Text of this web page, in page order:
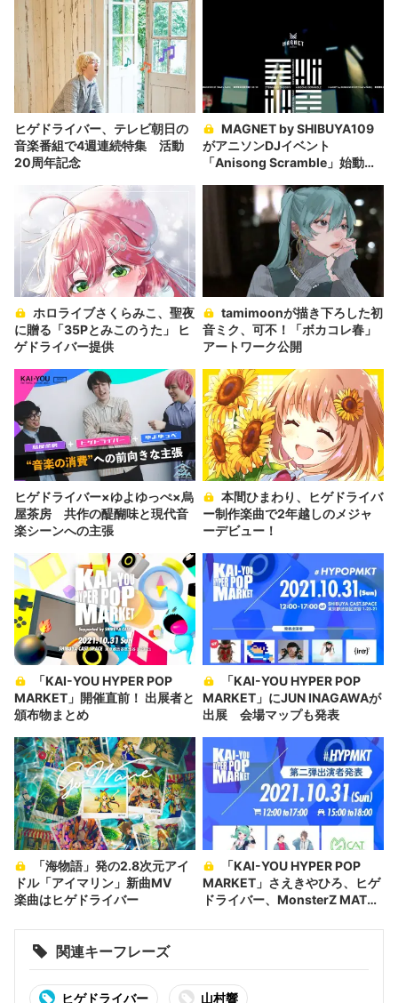
ヒゲドライバー、テレビ朝日の
音楽番組で4週連続特集 活動
20周年記念
がアニソンDJイベント
「Anisong Scramble」始動
に贈る「35Pとみこのうた」 ヒ
ゲドライバー提供
音ミク、可不！「ボカコレ春」
アートワーク公開
ヒゲドライバー×ゆよゆっぺ×烏
屋茶房 共作の醍醐味と現代音
楽シーンへの主張
ー制作楽曲で2年越しのメジャ
ーデビュー！
MARKET」開催直前！ 出展者と
頒布物まとめ
MARKET」にJUN INAGAWAが
出展 会場マップも発表
ドル「アイマリン」新曲MV
楽曲はヒゲドライバー
MARKET」さえきやひろ、ヒゲ
ドライバー、MonsterZ MATE
関連キーフレーズ
ヒゲドライバー 山村響